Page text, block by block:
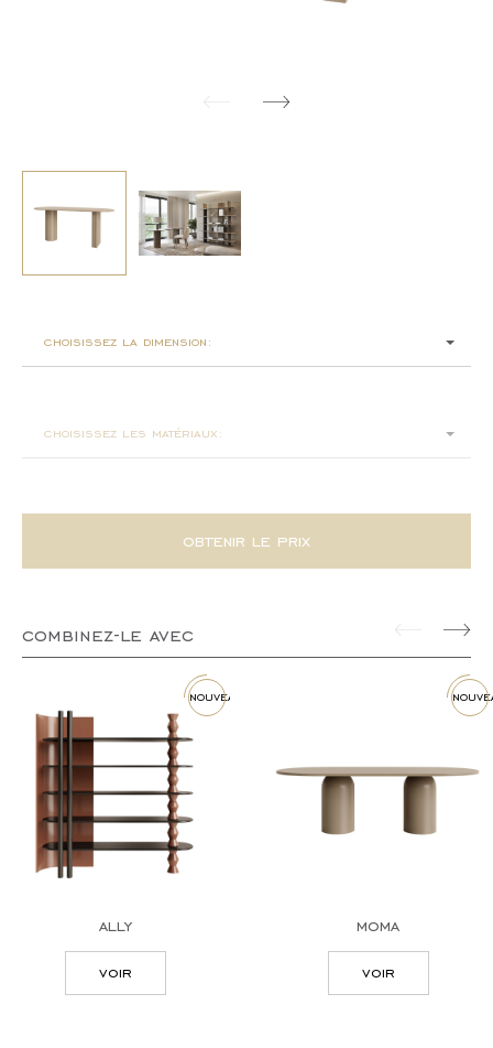
choisissez la dimension:
choisissez les matériaux:
obtenir le prix
combinez-le avec
nouveau
ally
voir
moma
voir